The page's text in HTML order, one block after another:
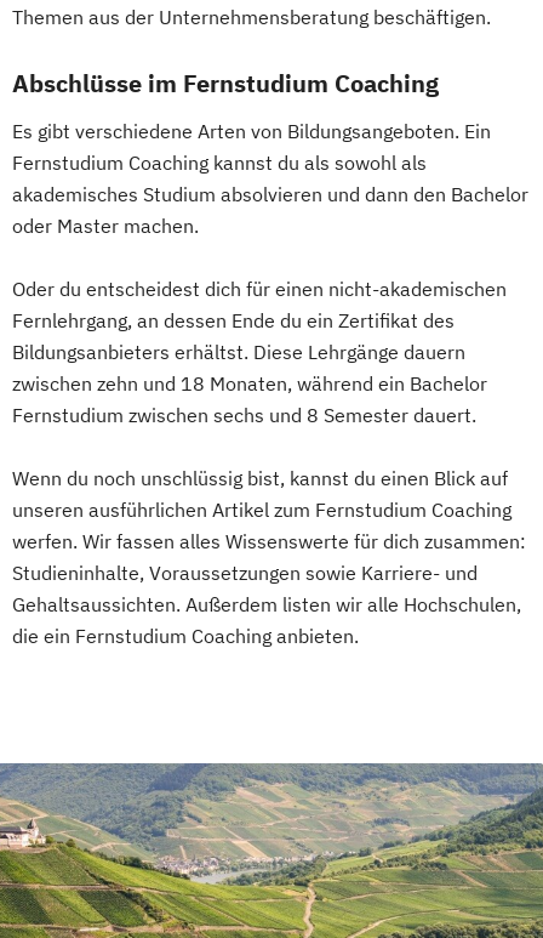
Themen aus der Unternehmensberatung beschäftigen.
Abschlüsse im Fernstudium Coaching
Es gibt verschiedene Arten von Bildungsangeboten. Ein
Fernstudium Coaching kannst du als sowohl als
akademisches Studium absolvieren und dann den Bachelor
oder Master machen.
Oder du entscheidest dich für einen nicht-akademischen
Fernlehrgang, an dessen Ende du ein Zertifikat des
Bildungsanbieters erhältst. Diese Lehrgänge dauern
zwischen zehn und 18 Monaten, während ein Bachelor
Fernstudium zwischen sechs und 8 Semester dauert.
Wenn du noch unschlüssig bist, kannst du einen Blick auf
unseren ausführlichen Artikel zum Fernstudium Coaching
werfen. Wir fassen alles Wissenswerte für dich zusammen:
Studieninhalte, Voraussetzungen sowie Karriere- und
Gehaltsaussichten. Außerdem listen wir alle Hochschulen,
die ein Fernstudium Coaching anbieten.